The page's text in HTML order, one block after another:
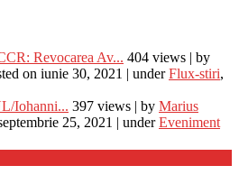
Revocarea Av... 404 views | by
on iunie 30, 2021 | underFlux-stiri,
Iohanni... 397 views | by Marius
25, 2021 | underEveniment